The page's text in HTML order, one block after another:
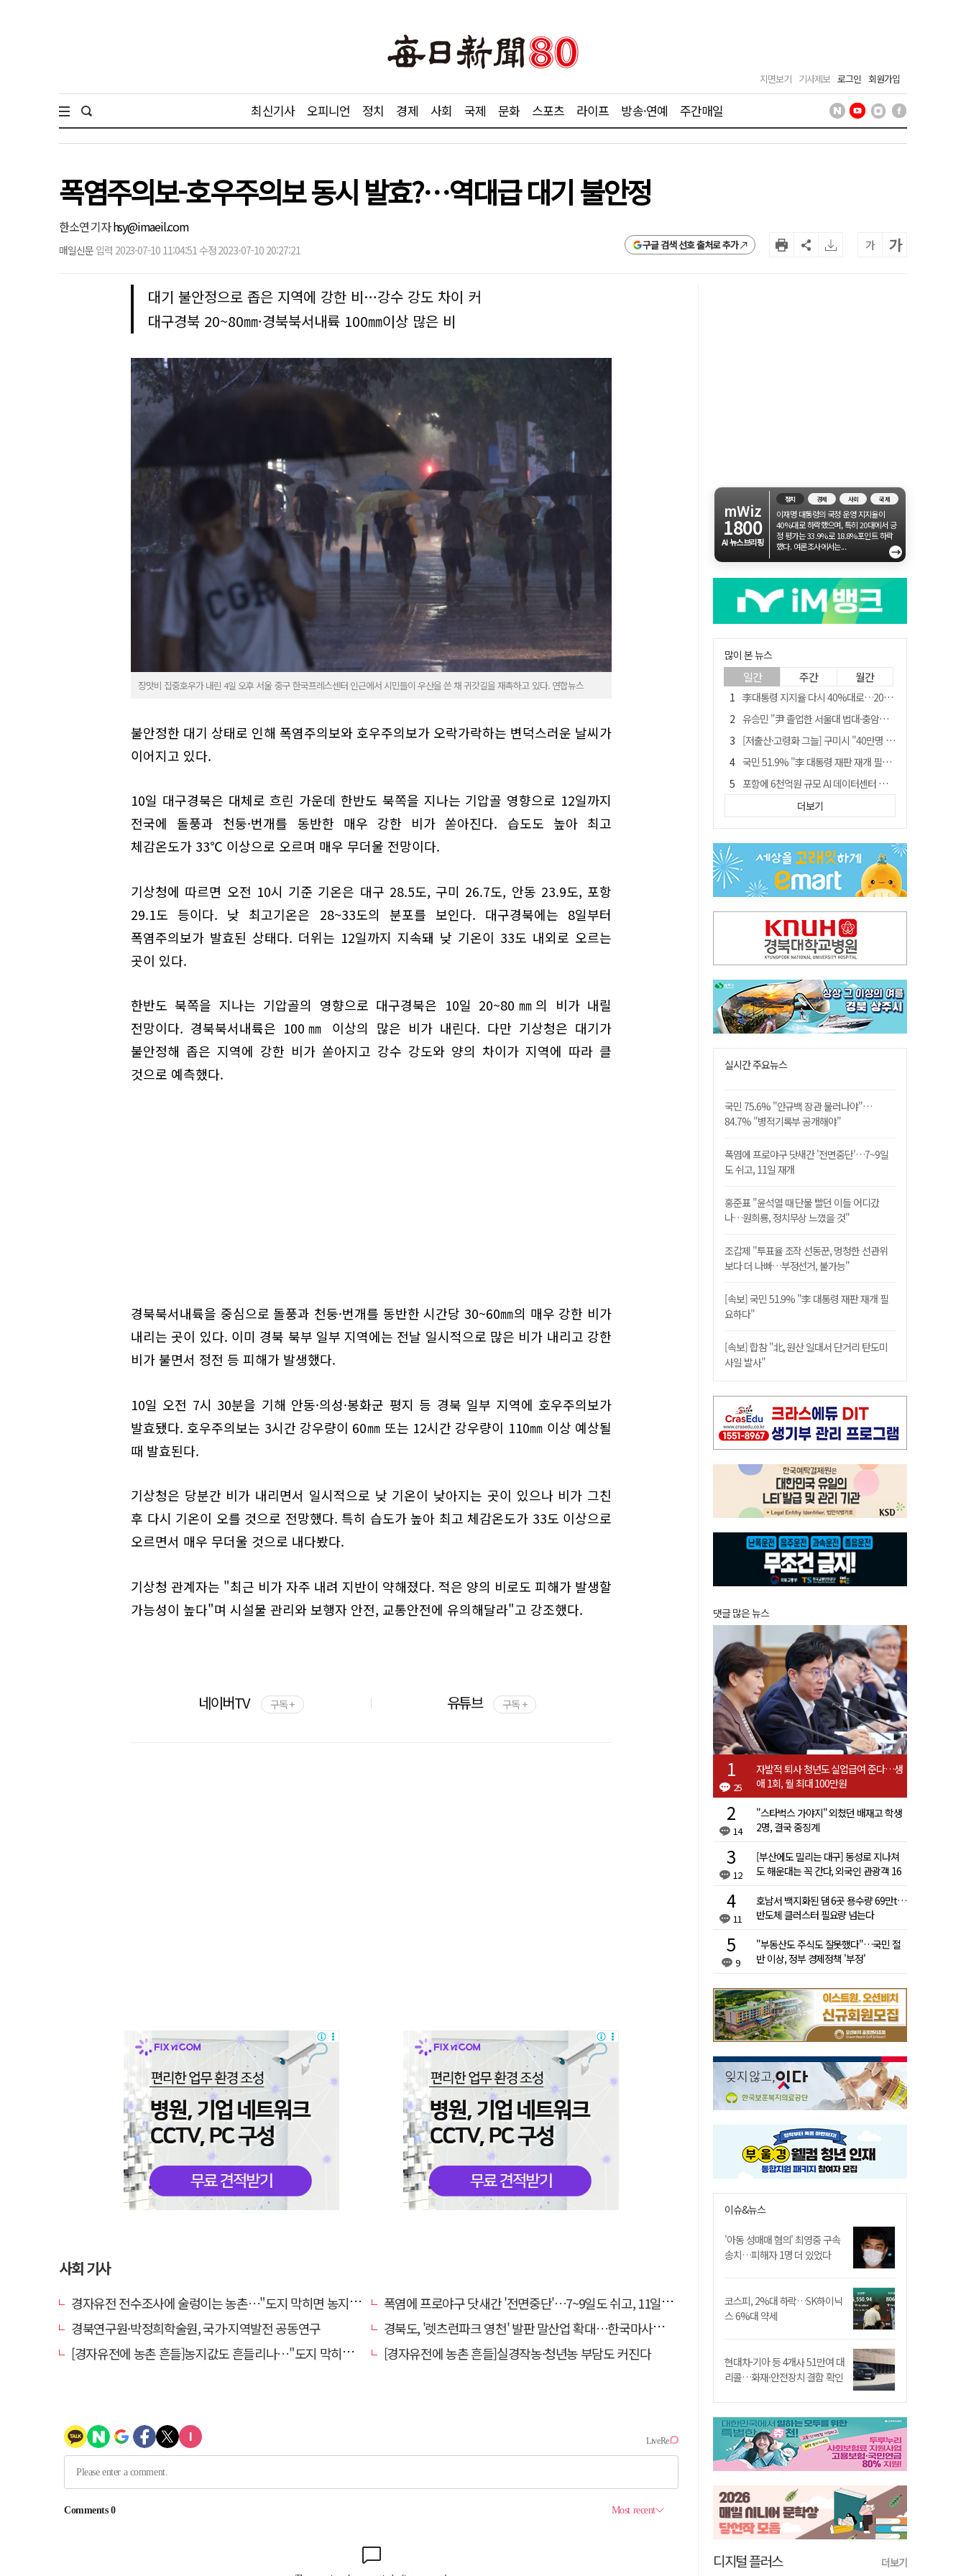
지면보기 기사제보 로그인 회원가입
최신기사 오피니언 정치 경제 사회 국제 문화 스포츠 라이프 방송·연예 주간매일
폭염주의보-호우주의보 동시 발효?…역대급 대기 불안정
한소연 기자hsy@imaeil.com
매일신문 입력 2023-07-10 11:04:51 수정 2023-07-10 20:27:21 구글 검색 선호 출처로 추가 가 가
대기 불안정으로 좁은 지역에 강한 비…강수 강도 차이 커
대구경북 20~80㎜·경북북서내륙 100㎜이상 많은 비
장맛비 집중호우가 내린 4일 오후 서울 중구 한국프레스센터 인근에서 시민들이 우산을 쓴 채 귀갓길을 재촉하고 있다. 연합뉴스
불안정한 대기 상태로 인해 폭염주의보와 호우주의보가 오락가락하는 변덕스러운 날씨가
이어지고 있다.
10일 대구경북은 대체로 흐린 가운데 한반도 북쪽을 지나는 기압골 영향으로 12일까지
전국에 돌풍과 천둥·번개를 동반한 매우 강한 비가 쏟아진다. 습도도 높아 최고
체감온도가 33℃ 이상으로 오르며 매우 무더울 전망이다.
기상청에 따르면 오전 10시 기준 기온은 대구 28.5도, 구미 26.7도, 안동 23.9도, 포항
29.1도 등이다. 낮 최고기온은 28~33도의 분포를 보인다. 대구경북에는 8일부터
폭염주의보가 발효된 상태다. 더위는 12일까지 지속돼 낮 기온이 33도 내외로 오르는
곳이 있다.
한반도 북쪽을 지나는 기압골의 영향으로 대구경북은 10일 20~80㎜의 비가 내릴
전망이다. 경북북서내륙은 100㎜ 이상의 많은 비가 내린다. 다만 기상청은 대기가
불안정해 좁은 지역에 강한 비가 쏟아지고 강수 강도와 양의 차이가 지역에 따라 클
것으로 예측했다.
경북북서내륙을 중심으로 돌풍과 천둥·번개를 동반한 시간당 30~60㎜의 매우 강한 비가
내리는 곳이 있다. 이미 경북 북부 일부 지역에는 전날 일시적으로 많은 비가 내리고 강한
비가 불면서 정전 등 피해가 발생했다.
10일 오전 7시 30분을 기해 안동·의성·봉화군 평지 등 경북 일부 지역에 호우주의보가
발효됐다. 호우주의보는 3시간 강우량이 60㎜ 또는 12시간 강우량이 110㎜ 이상 예상될
때 발효된다.
기상청은 당분간 비가 내리면서 일시적으로 낮 기온이 낮아지는 곳이 있으나 비가 그친
후 다시 기온이 오를 것으로 전망했다. 특히 습도가 높아 최고 체감온도가 33도 이상으로
오르면서 매우 무더울 것으로 내다봤다.
기상청 관계자는 "최근 비가 자주 내려 지반이 약해졌다. 적은 양의 비로도 피해가 발생할
가능성이 높다"며 시설물 관리와 보행자 안전, 교통안전에 유의해달라"고 강조했다.
네이버TV 구독 + 유튜브 구독 +
사회 기사
경자유전 전수조사에 술렁이는 농촌…"도지 막히면 농지값도 흔들"
폭염에 프로야구 닷새간 '전면중단'…7~9일도 쉬고, 11일 재개
경북연구원·박정희학술원, 국가·지역발전 공동연구
경북도, '렛츠런파크 영천' 발판 말산업 확대…한국마사회 유치도 총력
[경자유전에 농촌 흔들]농지값도 흔들리나…"도지 막히면 헐값 매물 나올 수도"
[경자유전에 농촌 흔들]실경작농·청년농 부담도 커진다
mWiz
1800
AI 뉴스브리핑
정치 경제 사회 국제
이재명 대통령의 국정 운영 지지율이
40%대로 하락했으며, 특히 20대에서 긍
정 평가는 33.9%로 18.8%포인트 하락
했다. 여론조사에서는...
→
많이 본 뉴스
일간 주간 월간
李대통령 지지율 다시 40%대로…20대는 18.8%p 급락
유승민 "尹 졸업한 서울대 법대·충암고도 없애야"…李 육사 통합 직격
[저출산·고령화 그늘] 구미시 "40만명 사수" 고령군 "3만명대 회복"
국민 51.9% "李 대통령 재판 재개 필요하다"
포항에 6천억원 규모 AI 데이터센터 들어선다
월 매출 9천만원에도 문 닫는 영양 젖소농장… "일할 사람이 없어"
경찰, 홍명보 선임 의혹 수사…대한축구협회 전격 압수수색
"김용민, 흑백논리로 세상 보는 듯" 검찰 내부서 지탄
'솔리다임 IPO 추진설' SK하이닉스, 주가 9% 급락
더보기
실시간 주요뉴스
국민 75.6% "안규백 장관 물러나야"…
84.7% "병적기록부 공개해야"
폭염에 프로야구 닷새간 '전면중단'…7~9일
도 쉬고, 11일 재개
홍준표 "윤석열 때 단물 빨던 이들 어디갔
나…원희룡, 정치무상 느꼈을 것"
조갑제 "투표율 조작 선동꾼, 멍청한 선관위
보다 더 나빠…부정선거, 불가능"
[속보] 국민 51.9% "李 대통령 재판 재개 필
요하다"
[속보] 합참 "北, 원산 일대서 단거리 탄도미
사일 발사"
댓글 많은 뉴스
25
자발적 퇴사 청년도 실업급여 준다…생
애 1회, 월 최대 100만원
14
"스타벅스 가야지" 외쳤던 배재고 학생
2명, 결국 중징계
12
[부산에도 밀리는 대구] 동성로 지나쳐
도 해운대는 꼭 간다, 외국인 관광객 16
11
호남서 백지화된 댐 6곳 용수량 69만t…
반도체 클러스터 필요량 넘는다
9
"부동산도 주식도 잘못했다"…국민 절
반 이상, 정부 경제정책 '부정'
이슈&뉴스
'아동 성매매 혐의' 최영중 구속
송치…피해자 1명 더 있었다
코스피, 2%대 하락…SK하이닉
스 6%대 약세
현대차·기아 등 4개사 51만여 대
리콜…화재·안전장치 결함 확인
디지털 플러스 더보기